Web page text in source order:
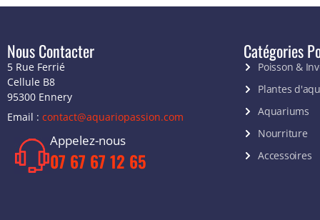
Nous Contacter
5 Rue Ferrié
Cellule B8
95300 Ennery
Email : contact@aquariopassion.com
Appelez-nous
07 67 67 12 65
Catégories
Poisson &
Plantes
Aquariums
Nourriture
Accessoires